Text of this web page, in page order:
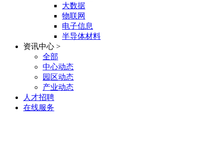
大数据
物联网
电子信息
半导体材料
资讯中心 >
全部
中心动态
园区动态
产业动态
人才招聘
在线服务